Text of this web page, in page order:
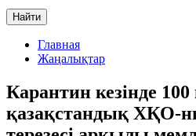
Найти
Главная
Жаңалықтар
Карантин кезінде
қазақстандық ХҚО-